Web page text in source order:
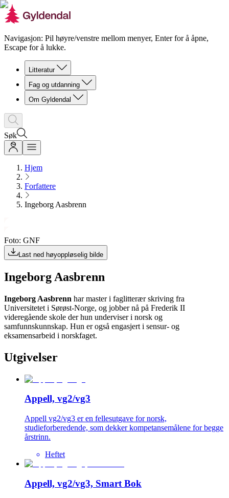
Navigasjon: Pil høyre/venstre mellom menyer, Enter for å åpne,
Escape for å lukke.
Litteratur
Fag og utdanning
Om Gyldendal
Søk
Hjem
Forfattere
Ingeborg Aasbrenn
Foto: GNF
Last ned høyoppløselig bilde
Ingeborg Aasbrenn
Ingeborg Aasbrenn har master i faglitterær skriving fra
Universitetet i Sørøst-Norge, og jobber nå på Frederik II
videregående skole der hun underviser i norsk og
samfunnskunnskap. Hun er også engasjert i sensur- og
eksamensarbeid i norskfaget.
Utgivelser
Appell, vg2/vg3
Appell vg2/vg3 er en fellesutgave for norsk,
studieforberedende, som dekker kompetansemålene for begge
årstrinn.
Heftet
Appell, vg2/vg3, Smart Bok